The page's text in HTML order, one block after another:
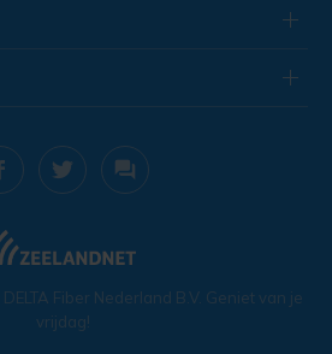
DELTA Fiber Nederland B.V. Geniet van je
vrijdag!